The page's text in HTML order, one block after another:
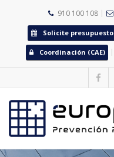
910 100 108
Solicite presupuesto
Coordinación (CAE)